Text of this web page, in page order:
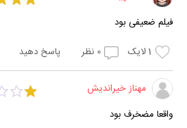
فیلم‌ ضعیفی بود
1لایک 0 نظر پاسخ دهید
مهناز خیراندیش
واقعا مضخرف بود